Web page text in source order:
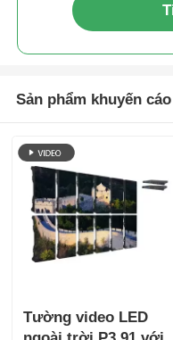
Sản phẩm khuyến cáo
Tường video LED